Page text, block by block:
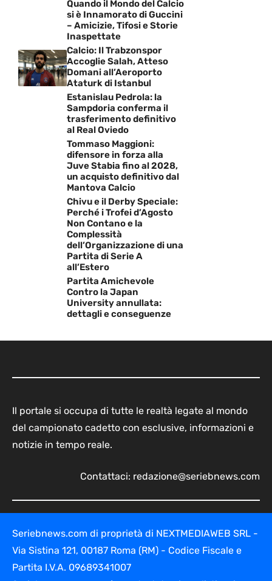
Quando il Mondo del Calcio
si è Innamorato di Guccini
– Amicizie, Tifosi e Storie
Inaspettate
Calcio: Il Trabzonspor
Accoglie Salah, Atteso
Domani all’Aeroporto
Ataturk di Istanbul
Estanislau Pedrola: la
Sampdoria conferma il
trasferimento definitivo
al Real Oviedo
Tommaso Maggioni:
difensore in forza alla
Juve Stabia fino al 2028,
un acquisto definitivo dal
Mantova Calcio
Chivu e il Derby Speciale:
Perché i Trofei d’Agosto
Non Contano e la
Complessità
dell’Organizzazione di una
Partita di Serie A
all’Estero
Partita Amichevole
Contro la Japan
University annullata:
dettagli e conseguenze
Il portale si occupa di tutte le realtà legate al mondo
del campionato cadetto con esclusive, informazioni e
notizie in tempo reale.
Contattaci: redazione@seriebnews.com
Seriebnews.com di proprietà di NEXTMEDIAWEB SRL -
Via Sistina 121, 00187 Roma (RM) - Codice Fiscale e
Partita I.V.A. 09689341007